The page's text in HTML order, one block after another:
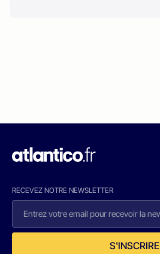
RECEVEZ NOTRE NEWSLETTER
S'INSCRIRE